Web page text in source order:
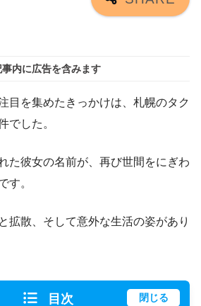
事内に広告を含みます
目を集めたきっかけは、札幌のタク
でした。
た彼女の名前が、再び世間をにぎわ
す。
拡散、そして意外な生活の姿があり
目次 閉じる